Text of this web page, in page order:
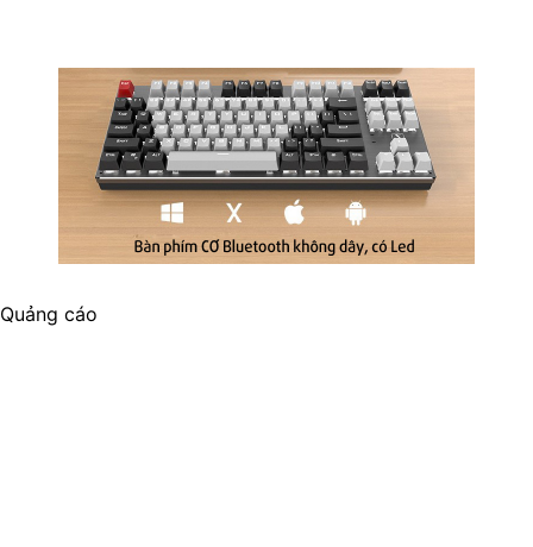
Quảng cáo